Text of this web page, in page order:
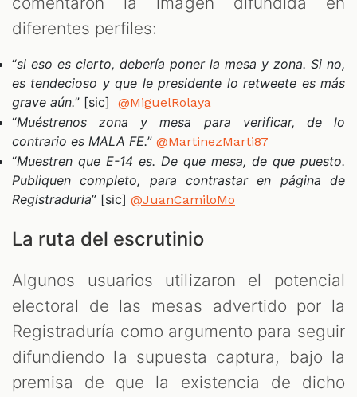
diferentes perfiles:
“si eso es cierto, debería poner la mesa y zona. Si no,
es tendecioso y que le presidente lo retweete es más
grave aún.” [sic] @MiguelRolaya
“Muéstrenos zona y mesa para verificar, de lo
contrario es MALA FE.” @MartinezMarti87
“Muestren que E-14 es. De que mesa, de que puesto.
Publiquen completo, para contrastar en página de
Registraduria” [sic] @JuanCamiloMo
La ruta del escrutinio
Algunos usuarios utilizaron el potencial
electoral de las mesas advertido por la
Registraduría como argumento para seguir
difundiendo la supuesta captura, bajo la
premisa de que la existencia de dicho